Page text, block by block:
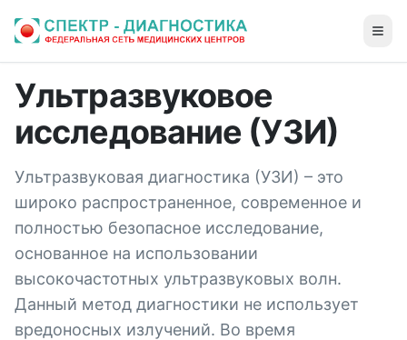
Ультразвуковое
исследование (УЗИ)
Ультразвуковая диагностика (УЗИ) – это
широко распространенное, современное и
полностью безопасное исследование,
основанное на использовании
высокочастотных ультразвуковых волн.
Данный метод диагностики не использует
вредоносных излучений. Во время